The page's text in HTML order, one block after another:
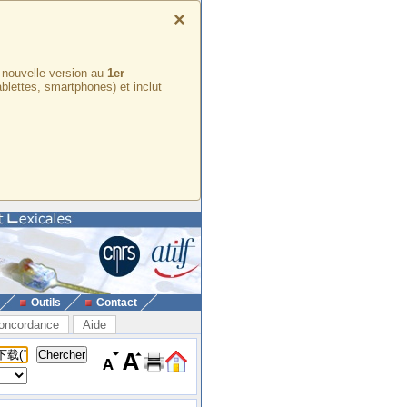
×
version au 1er
smartphones) et inclut
Outils Contact
Aide